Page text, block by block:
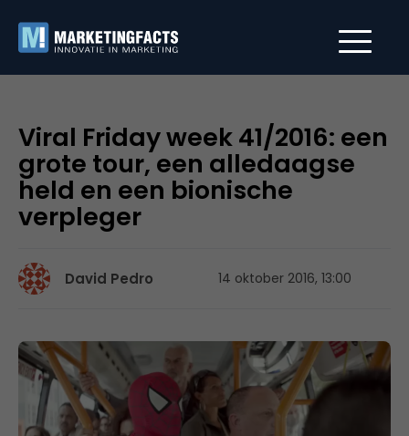
Viral Friday week 41/2016: een
grote tour, een alledaagse
held en een bionische
verpleger
David Pedro 14 oktober 2016, 13:00